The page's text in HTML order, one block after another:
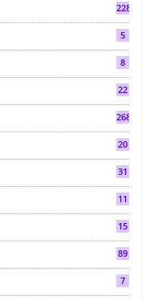
2286
5
8
22
268
20
31
11
15
89
7